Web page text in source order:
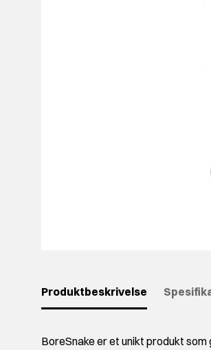
Produktbeskrivelse
BoreSnake er et unikt produkt